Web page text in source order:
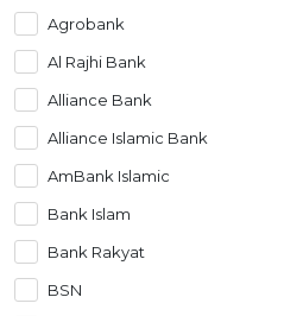
Promo OCBC - Hadiah Pilihan Anda
Artikel Terkini
Pinjaman Peribadi
Kad
Insurans
Pelaburan
Pengurusan Kewangan
Pinjaman Perumahan
Pinjaman Kereta
Agrobank
Al Rajhi Bank
Alliance Bank
Alliance Islamic Bank
AmBank Islamic
Bank Islam
Bank Rakyat
BSN